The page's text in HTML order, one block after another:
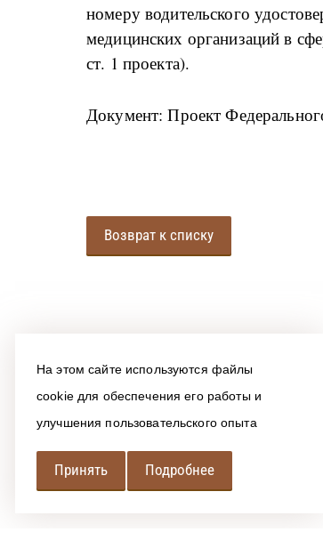
На этом сайте используются файлы
cookie для обеспечения его работы и
улучшения пользовательского опыта
Принять Подробнее
номеру водительского
медицинских организаций в
ст. 1 проекта).
Документ: Проект
Возврат к списку